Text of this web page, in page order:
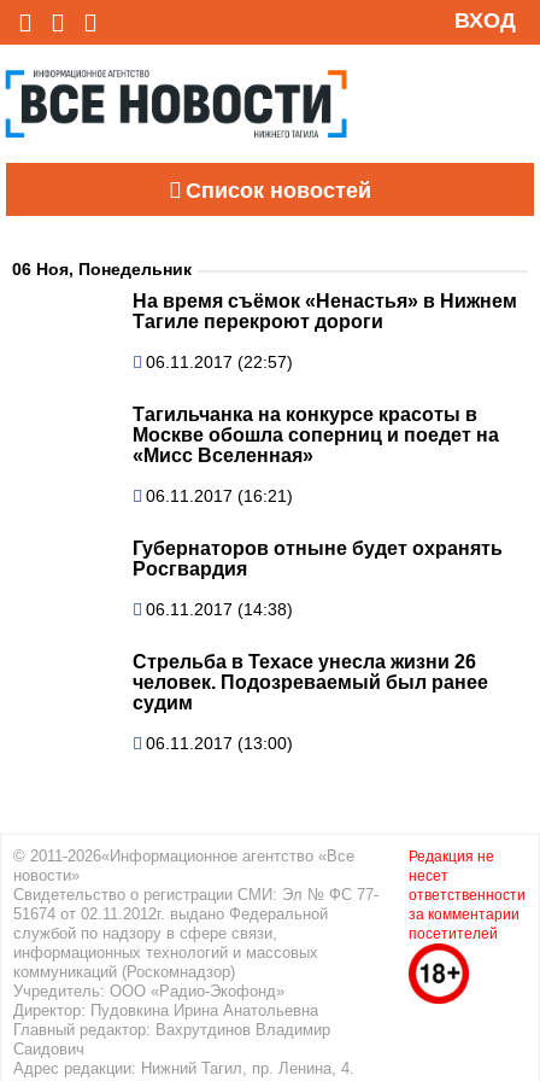
ВХОД
Список новостей
06 Ноя, Понедельник
На время съёмок «Ненастья» в Нижнем
Тагиле перекроют дороги
06.11.2017 (22:57)
Тагильчанка на конкурсе красоты в
Москве обошла соперниц и поедет на
«Мисс Вселенная»
06.11.2017 (16:21)
Губернаторов отныне будет охранять
Росгвардия
06.11.2017 (14:38)
Стрельба в Техасе унесла жизни 26
человек. Подозреваемый был ранее
судим
06.11.2017 (13:00)
© 2011-2026«Информационное агентство «Все
новости»
Свидетельство о регистрации СМИ: Эл № ФС 77-
51674 от 02.11.2012г. выдано Федеральной
службой по надзору в сфере связи,
информационных технологий и массовых
коммуникаций (Роскомнадзор)
Учредитель: ООО «Радио-Экофонд»
Директор: Пудовкина Ирина Анатольевна
Главный редактор: Вахрутдинов Владимир
Саидович
Адрес редакции: Нижний Тагил, пр. Ленина, 4.
Редакция не
несет
ответственности
за комментарии
посетителей